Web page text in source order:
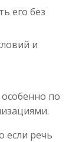
его без
и
по
если речь